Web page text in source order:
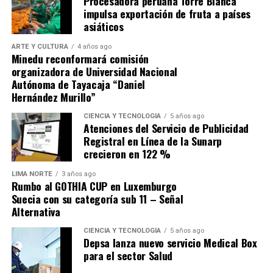
La batalla también evidenció la importancia de la
terreno influyeron en el desarrollo del enfrentamiento.
El triunfo fue celebrado como un símbolo de unidad
continental, ya que soldados de distintos países
lucharon juntos por la independencia del Perú y la
libertad de Sudamérica.
Tras Junín, Bolívar reorganizó sus fuerzas y preparó la
Ayacucho, el 9 de diciembre de 1824, sellando la
independencia.
nacional como un ejemplo de valentía y estrategia,
donde la caballería patriota se convirtió en
protagonista.
impulsa exportación de fruta a países
asiáticos
ARTE Y CULTURA 4 años ago
Minedu reconformará comisión
organizadora de Universidad Nacional
Autónoma de Tayacaja “Daniel
Hernández Murillo”
CIENCIA Y TECNOLOGÍA 5 años ago
Atenciones del Servicio de Publicidad
Registral en Línea de la Sunarp
crecieron en 122 %
LIMA NORTE 3 años ago
Rumbo al GOTHIA CUP en Luxemburgo
Suecia con su categoría sub 11 – Señal
Alternativa
CIENCIA Y TECNOLOGÍA 5 años ago
Depsa lanza nuevo servicio Medical Box
para el sector Salud